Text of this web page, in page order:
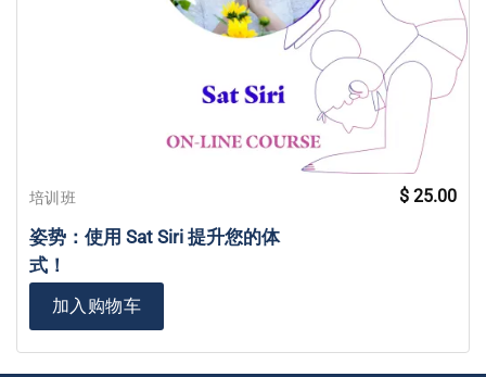
培训班
姿势：使用 Sat Siri 提升您的体
式！
$ 25.00
加入购物车